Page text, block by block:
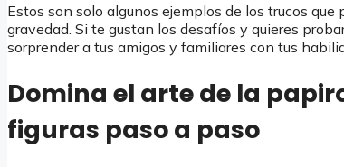
Estos son solo algunos ejemplos de los trucos
gravedad. Si te gustan los desafíos y quieres
sorprender a tus amigos y familiares con tus
Domina el arte de la
figuras paso a paso